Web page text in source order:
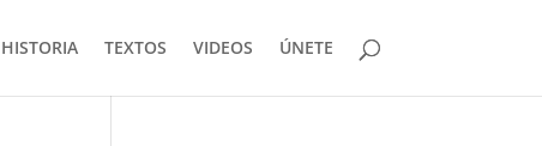
HISTORIA TEXTOS VIDEOS ÚNETE